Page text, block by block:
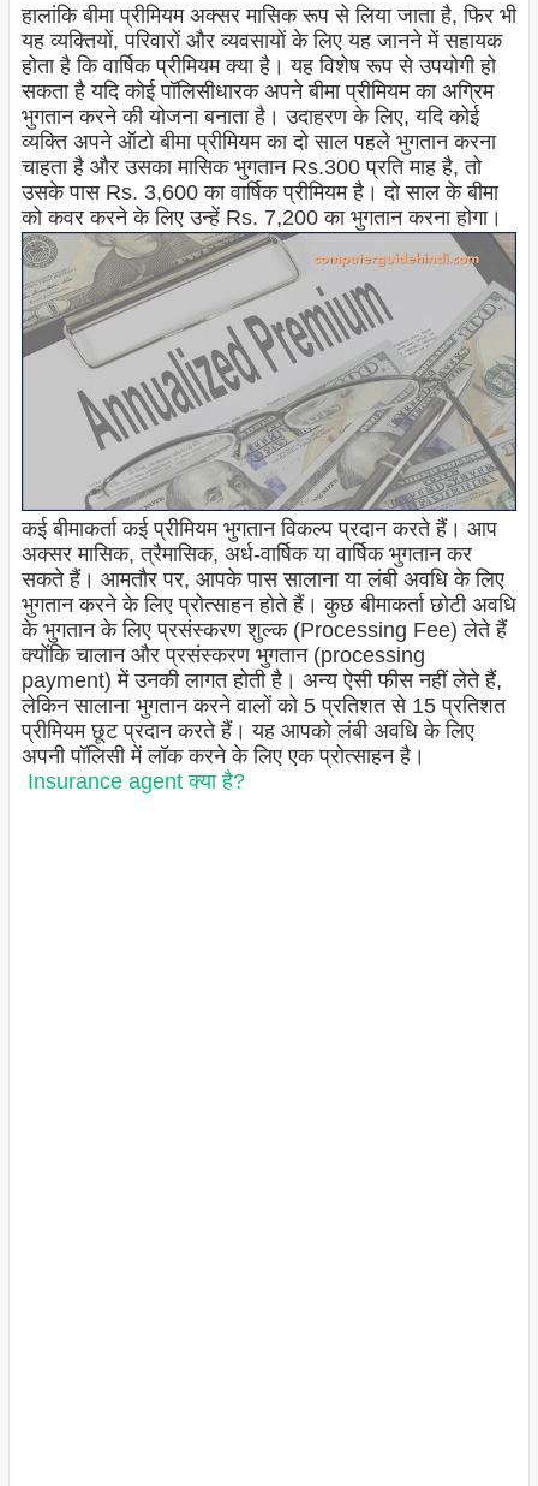
हालांकि बीमा प्रीमियम अक्सर मासिक रूप से लिया जाता है, फिर भी
यह व्यक्तियों, परिवारों और व्यवसायों के लिए यह जानने में सहायक
होता है कि वार्षिक प्रीमियम क्या है। यह विशेष रूप से उपयोगी हो
सकता है यदि कोई पॉलिसीधारक अपने बीमा प्रीमियम का अग्रिम
भुगतान करने की योजना बनाता है। उदाहरण के लिए, यदि कोई
व्यक्ति अपने ऑटो बीमा प्रीमियम का दो साल पहले भुगतान करना
चाहता है और उसका मासिक भुगतान Rs.300 प्रति माह है, तो
उसके पास Rs. 3,600 का वार्षिक प्रीमियम है। दो साल के बीमा
को कवर करने के लिए उन्हें Rs. 7,200 का भुगतान करना होगा।
कई बीमाकर्ता कई प्रीमियम भुगतान विकल्प प्रदान करते हैं। आप
अक्सर मासिक, त्रैमासिक, अर्ध-वार्षिक या वार्षिक भुगतान कर
सकते हैं। आमतौर पर, आपके पास सालाना या लंबी अवधि के लिए
भुगतान करने के लिए प्रोत्साहन होते हैं। कुछ बीमाकर्ता छोटी अवधि
के भुगतान के लिए प्रसंस्करण शुल्क (Processing Fee) लेते हैं
क्योंकि चालान और प्रसंस्करण भुगतान (processing
payment) में उनकी लागत होती है। अन्य ऐसी फीस नहीं लेते हैं,
लेकिन सालाना भुगतान करने वालों को 5 प्रतिशत से 15 प्रतिशत
प्रीमियम छूट प्रदान करते हैं। यह आपको लंबी अवधि के लिए
अपनी पॉलिसी में लॉक करने के लिए एक प्रोत्साहन है।
Insurance agent क्या है?